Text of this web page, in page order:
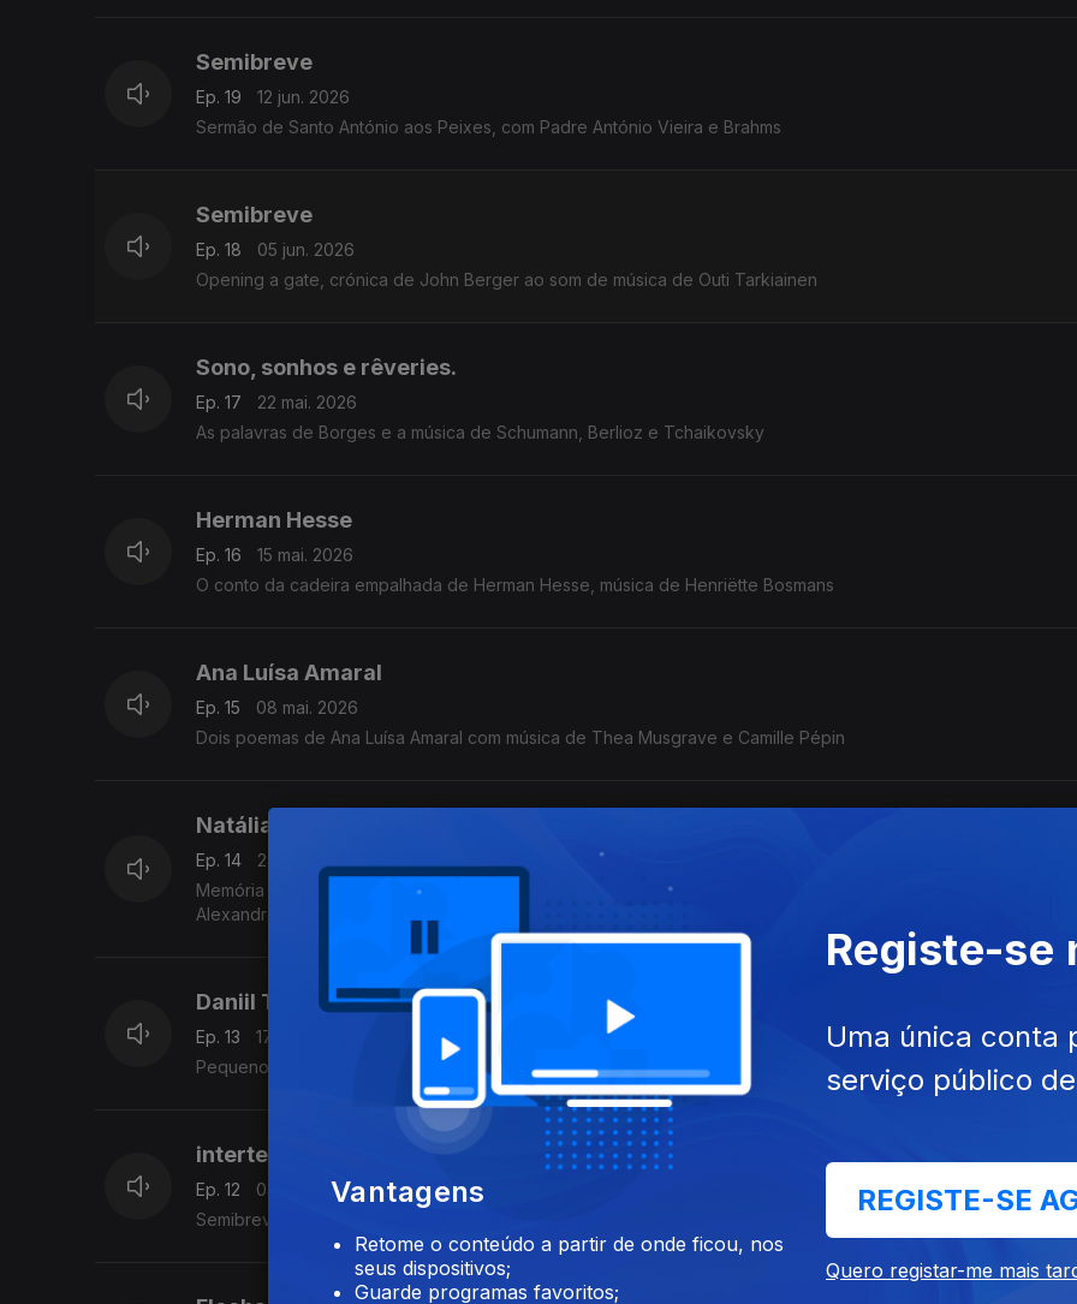
Semibreve
Ep. 19
12 jun. 2026
Sermão de Santo António aos Peixes, com Padre António Vieira e Brahms
Semibreve
Ep. 18
05 jun. 2026
Opening a gate, crónica de John Berger ao som de música de Outi Tarkiainen
Sono, sonhos e rêveries.
Ep. 17
22 mai. 2026
As palavras de Borges e a música de Schumann, Berlioz e Tchaikovsky
Herman Hesse
Ep. 16
15 mai. 2026
O conto da cadeira empalhada de Herman Hesse, música de Henriëtte Bosmans
Ana Luísa Amaral
Ep. 15
08 mai. 2026
Dois poemas de Ana Luísa Amaral com música de Thea Musgrave e Camille Pépin
Natália Correia,
Ep. 14
24 abr. 2026
Memória da minha comunhão poética com a saga do Cavaleiro da Nossa Senhora da Liberdade. Natália
Alexandre Delgado
Daniil Trifonov,
Ep. 13
17 abr. 2026
Pequeno retrato do pianista Daniil Trifonov
intertextualidade
Ep. 12
03 abr. 2026
Semibreve palestra de intertextualidade musical
Vantagens
Retome o conteúdo a partir de onde ficou, nos
seus dispositivos;
Guarde programas favoritos;
Registe-se
Uma única conta
serviço público
REGISTE-SE
Quero registar-me mais